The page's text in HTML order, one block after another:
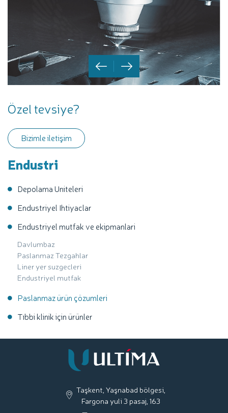
Endustri
Depolama Uniteleri
Endustriyel Ihtiyaclar
Endustriyel mutfak ve ekipmanlari
Davlumbaz
Paslanmaz Tezgahlar
Liner yer suzgecleri
Endustriyel mutfak
Paslanmaz ürün çözumleri
Tıbbi klinik için ürünler
Özel tevsiye?
Bizimle iletişim
Taşkent, Yaşnabad bölgesi,
Fargona yuli 3 pasaj, 163